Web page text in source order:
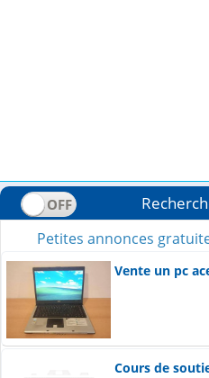
Petites annonces
Vente un pc
Cours de